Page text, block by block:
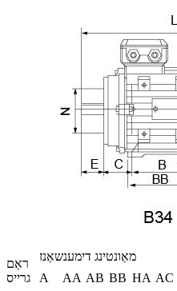
ראַם
גרייס
מאַונטינג דימענשאַנז
A
AA AB BB HA AC